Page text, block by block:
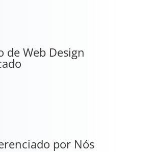
de Web Design
por Nós